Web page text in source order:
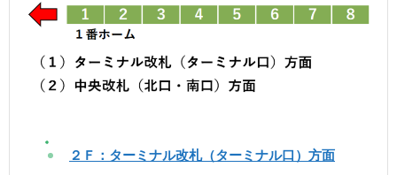
２Ｆ：ターミナル改札（ターミナル口）方面